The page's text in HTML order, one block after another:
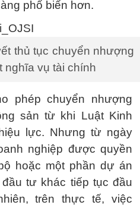
phổ biến hơn.
thủ tục chuyển nhượng
nghĩa vụ tài chính
phép chuyển nhượng
sản từ khi Luật Kinh
lực. Nhưng từ ngày
nghiệp được quyền
hoặc một phần dự án
tư khác tiếp tục đầu
trên thực tế, việc